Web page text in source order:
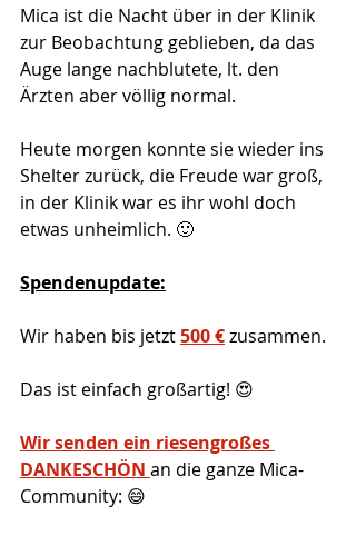
Mica ist die Nacht über in der Klinik
zur Beobachtung geblieben, da das
Auge lange nachblutete, lt. den
Ärzten aber völlig normal.
Heute morgen konnte sie wieder ins
Shelter zurück, die Freude war groß,
in der Klinik war es ihr wohl doch
etwas unheimlich. 🙂
Spendenupdate:
Wir haben bis jetzt500 €zusammen.
Das ist einfach großartig! 😍
Wir senden ein riesengroßes
DANKESCHÖN an die ganze Mica-
Community: 😄